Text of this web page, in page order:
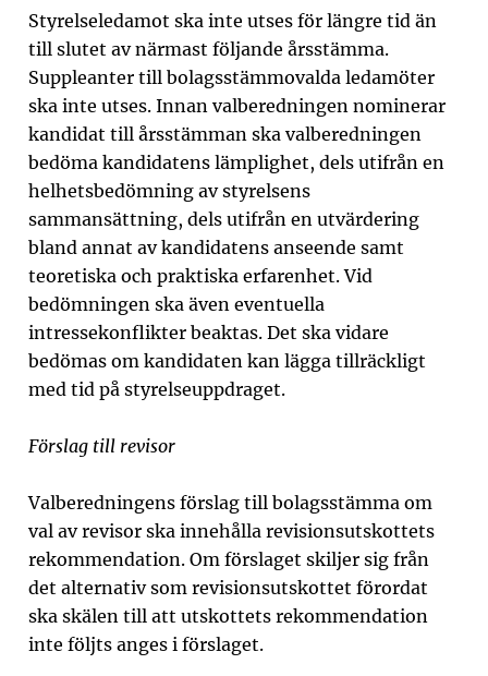
Styrelseledamot ska inte utses för längre tid än
till slutet av närmast följande årsstämma.
Suppleanter till bolagsstämmovalda ledamöter
ska inte utses. Innan valberedningen nominerar
kandidat till årsstämman ska valberedningen
bedöma kandidatens lämplighet, dels utifrån en
helhetsbedömning av styrelsens
sammansättning, dels utifrån en utvärdering
bland annat av kandidatens anseende samt
teoretiska och praktiska erfarenhet. Vid
bedömningen ska även eventuella
intressekonflikter beaktas. Det ska vidare
bedömas om kandidaten kan lägga tillräckligt
med tid på styrelseuppdraget.
Förslag till revisor
Valberedningens förslag till bolagsstämma om
val av revisor ska innehålla revisionsutskottets
rekommendation. Om förslaget skiljer sig från
det alternativ som revisionsutskottet förordat
ska skälen till att utskottets rekommendation
inte följts anges i förslaget.